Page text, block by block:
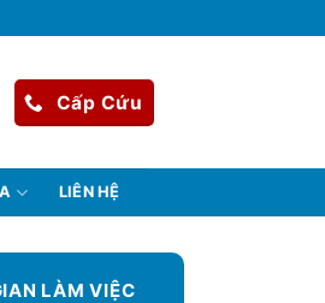
Cấp Cứu
LIÊN HỆ
LÀM VIỆC